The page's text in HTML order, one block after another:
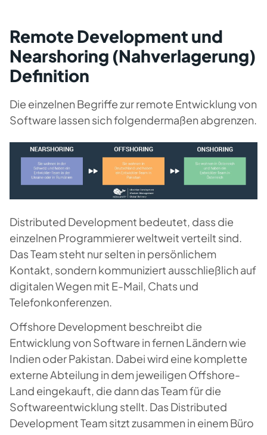
Remote Development und
Nearshoring (Nahverlagerung)
Definition
Die einzelnen Begriffe zur remote Entwicklung von
Software lassen sich folgendermaßen abgrenzen.
Distributed Development bedeutet, dass die
einzelnen Programmierer weltweit verteilt sind.
Das Team steht nur selten in persönlichem
Kontakt, sondern kommuniziert ausschließlich auf
digitalen Wegen mit E-Mail, Chats und
Telefonkonferenzen.
Offshore Development beschreibt die
Entwicklung von Software in fernen Ländern wie
Indien oder Pakistan. Dabei wird eine komplette
externe Abteilung in dem jeweiligen Offshore-
Land eingekauft, die dann das Team für die
Softwareentwicklung stellt. Das Distributed
Development Team sitzt zusammen in einem Büro